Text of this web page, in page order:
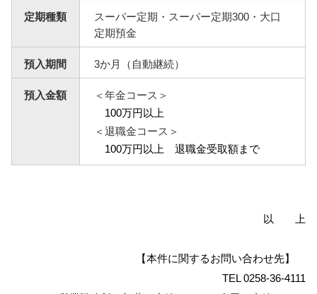
定期種類
スーパー定期・スーパー定期300・大口
定期預金
預入期間 3か月（自動継続）
預入金額
＜年金コース＞
100万円以上
＜退職金コース＞
100万円以上 退職金受取額まで
以 上
【本件に関するお問い合わせ先】
TEL 0258-36-4111